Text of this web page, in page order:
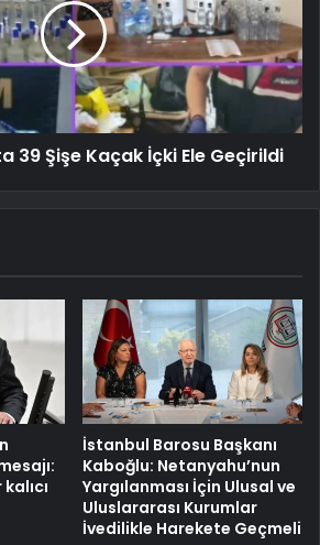
39 Şişe Kaçak İçki Ele Geçirildi
İstanbul Barosu Başkanı
Kaboğlu: Netanyahu’nun
Yargılanması İçin Ulusal ve
Uluslararası Kurumlar
İvedilikle Harekete Geçmeli